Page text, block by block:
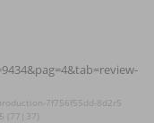
7f756f55dd-8d2r5
(77|37)